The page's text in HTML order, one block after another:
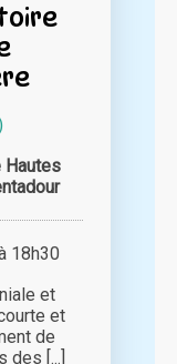
Hautes
18h30
et
et
de
des [...]